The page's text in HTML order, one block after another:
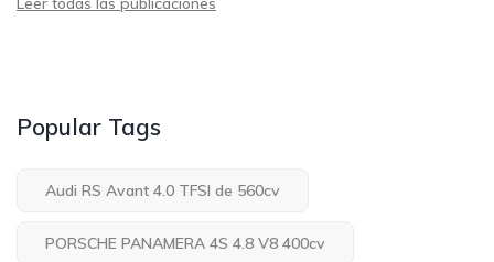
Popular Tags
Audi RS Avant 4.0 TFSI de 560cv
PORSCHE PANAMERA 4S 4.8 V8 400cv